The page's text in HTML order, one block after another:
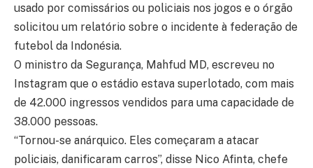
usado por comissários ou policiais nos jogos e o órgão
solicitou um relatório sobre o incidente à federação de
futebol da Indonésia.
O ministro da Segurança, Mahfud MD, escreveu no
Instagram que o estádio estava superlotado, com mais
de 42.000 ingressos vendidos para uma capacidade de
38.000 pessoas.
“Tornou-se anárquico. Eles começaram a atacar
policiais, danificaram carros”, disse Nico Afinta, chefe